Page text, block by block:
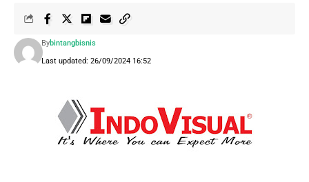
Last updated: 26/09/2024 16:52
Bybintangbisnis